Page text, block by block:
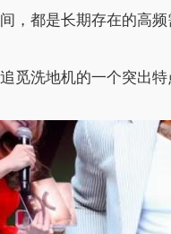
间，都是长期存在的高频
追觅洗地机的一个突出